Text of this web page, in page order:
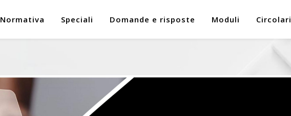
Normativa Speciali Domande e risposte Moduli Circolari